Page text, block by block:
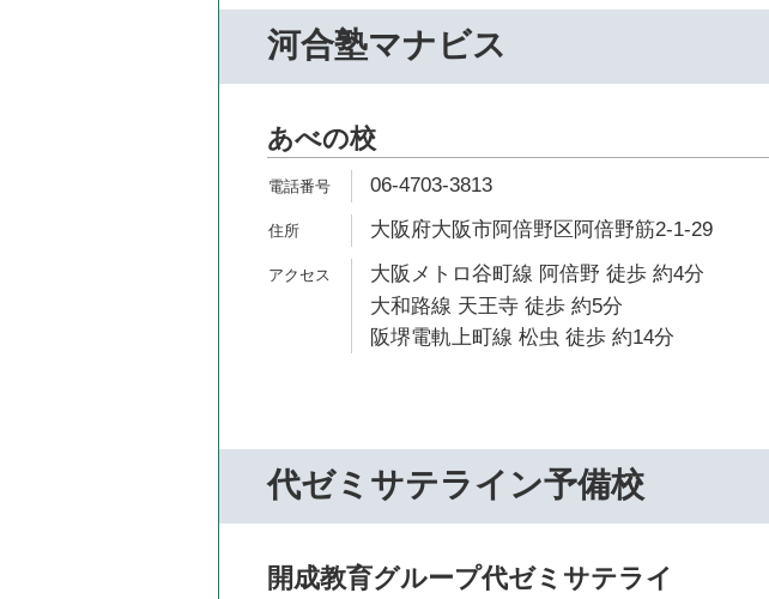
河合塾マナビス
あべの校
06-4703-3813
大阪府大阪市阿倍野区阿倍野筋2-1-29
大阪メトロ谷町線 阿倍野 徒歩 約4分
大和路線 天王寺 徒歩 約5分
阪堺電軌上町線 松虫 徒歩 約14分
代ゼミサテライン予備校
開成教育グループ代ゼミサテライ